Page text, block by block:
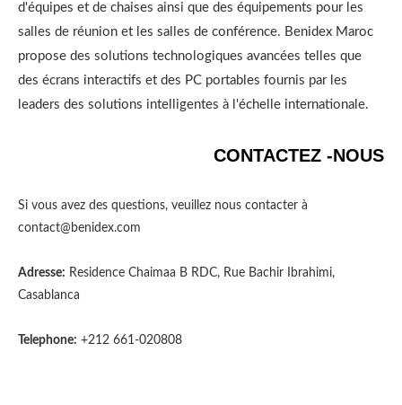
d'équipes et de chaises ainsi que des équipements pour les
salles de réunion et les salles de conférence. Benidex Maroc
propose des solutions technologiques avancées telles que
des écrans interactifs et des PC portables fournis par les
leaders des solutions intelligentes à l'échelle internationale.
CONTACTEZ -NOUS
Si vous avez des questions, veuillez nous contacter à
contact@benidex.com
Adresse: Residence Chaimaa B RDC, Rue Bachir Ibrahimi,
Casablanca
Telephone: +212 661-020808